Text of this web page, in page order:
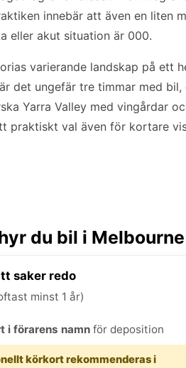
innebär att även en liten
eller akut situation är 000.
varierande landskap på ett
det ungefär tre timmar med bil,
Yarra Valley med vingårdar
praktiskt val även för kortare
du bil i
saker redo
minst 1 år)
i förarens namn för deposition
körkort rekommenderas i